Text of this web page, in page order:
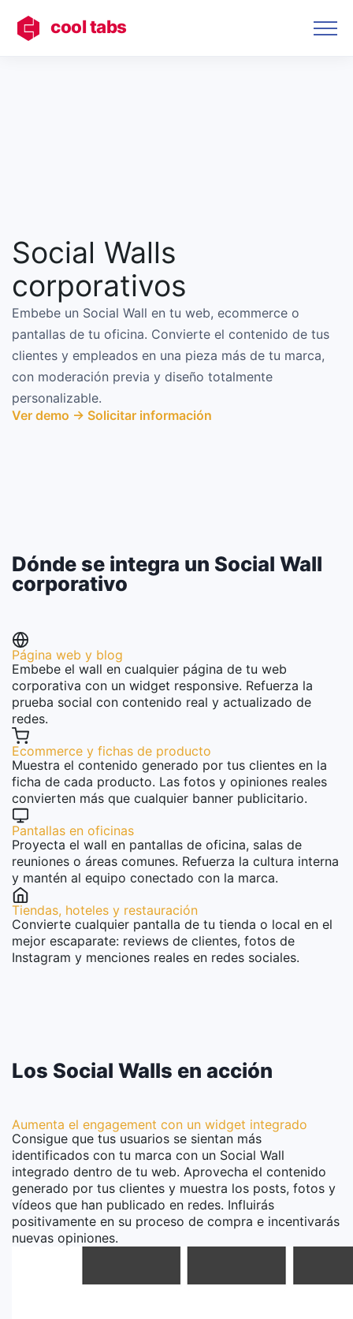
cool tabs
Social Walls
corporativos
Embebe un Social Wall en tu web, ecommerce o
pantallas de tu oficina. Convierte el contenido de tus
clientes y empleados en una pieza más de tu marca,
con moderación previa y diseño totalmente
personalizable.
Ver demo → Solicitar información
Dónde se integra un Social Wall
corporativo
Página web y blog
Embebe el wall en cualquier página de tu web
corporativa con un widget responsive. Refuerza la
prueba social con contenido real y actualizado de
redes.
Ecommerce y fichas de producto
Muestra el contenido generado por tus clientes en la
ficha de cada producto. Las fotos y opiniones reales
convierten más que cualquier banner publicitario.
Pantallas en oficinas
Proyecta el wall en pantallas de oficina, salas de
reuniones o áreas comunes. Refuerza la cultura interna
y mantén al equipo conectado con la marca.
Tiendas, hoteles y restauración
Convierte cualquier pantalla de tu tienda o local en el
mejor escaparate: reviews de clientes, fotos de
Instagram y menciones reales en redes sociales.
Los Social Walls en acción
Aumenta el engagement con un widget integrado
Consigue que tus usuarios se sientan más
identificados con tu marca con un Social Wall
integrado dentro de tu web. Aprovecha el contenido
generado por tus clientes y muestra los posts, fotos y
vídeos que han publicado en redes. Influirás
positivamente en su proceso de compra e incentivarás
nuevas opiniones.